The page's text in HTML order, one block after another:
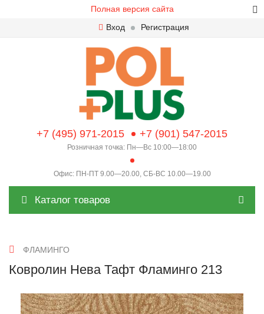
Полная версия сайта
Вход
Регистрация
+7 (495) 971-2015 +7 (901) 547-2015
Розничная точка: Пн—Вс 10:00—18:00
Офис: ПН-ПТ 9.00—20.00, СБ-ВС 10.00—19.00
Каталог товаров
ФЛАМИНГО
Ковролин Нева Тафт Фламинго 213